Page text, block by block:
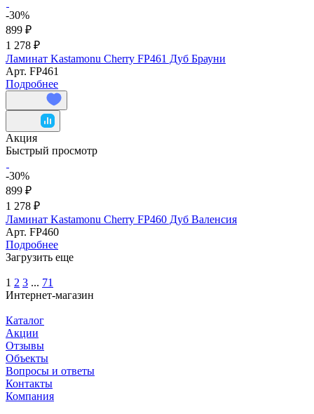
-30%
899 ₽
1 278 ₽
Ламинат Kastamonu Cherry FP461 Дуб Брауни
Арт. FP461
Подробнее
Акция
Быстрый просмотр
-30%
899 ₽
1 278 ₽
Ламинат Kastamonu Cherry FP460 Дуб Валенсия
Арт. FP460
Подробнее
Загрузить еще
1 2 3 ... 71
Интернет-магазин
Каталог
Акции
Отзывы
Объекты
Вопросы и ответы
Контакты
Компания